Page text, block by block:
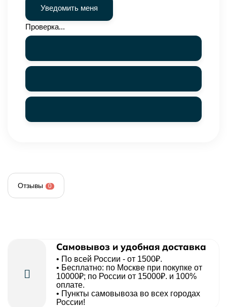
Проверка...
Отзывы 0
Самовывоз и удобная доставка
• По всей России - от 1500₽.
• Бесплатно: по Москве при покупке от
10000₽; по России от 15000₽. и 100%
оплате.
• Пункты самовывоза во всех городах
России!